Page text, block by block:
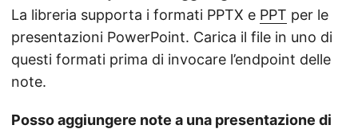
La libreria supporta i formati PPTX e PPT per le
presentazioni PowerPoint. Carica il file in uno di
questi formati prima di invocare l’endpoint delle
note.
Posso aggiungere note a una presentazione di